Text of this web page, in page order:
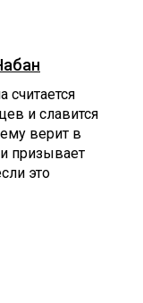
и славится
верит в
призывает
это